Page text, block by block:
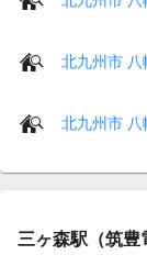
北九州市 八
北九州市 八
三ヶ森駅（筑豊